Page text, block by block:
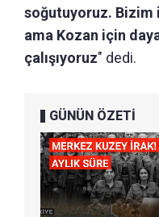
soğutuyoruz.
ama Kozan için
çalışıyoruz" dedi.
GÜNÜN ÖZETİ